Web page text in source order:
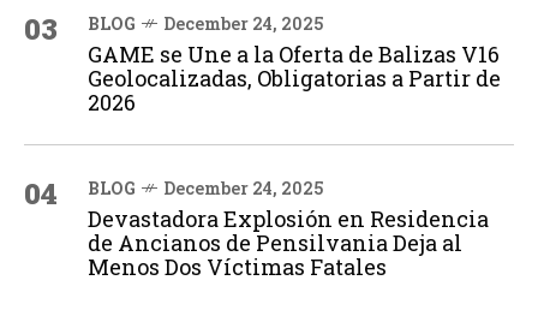
03 BLOG December 24, 2025
GAME se Une a la Oferta de Balizas V16
Geolocalizadas, Obligatorias a Partir de
2026
04 BLOG December 24, 2025
Devastadora Explosión en Residencia
de Ancianos de Pensilvania Deja al
Menos Dos Víctimas Fatales